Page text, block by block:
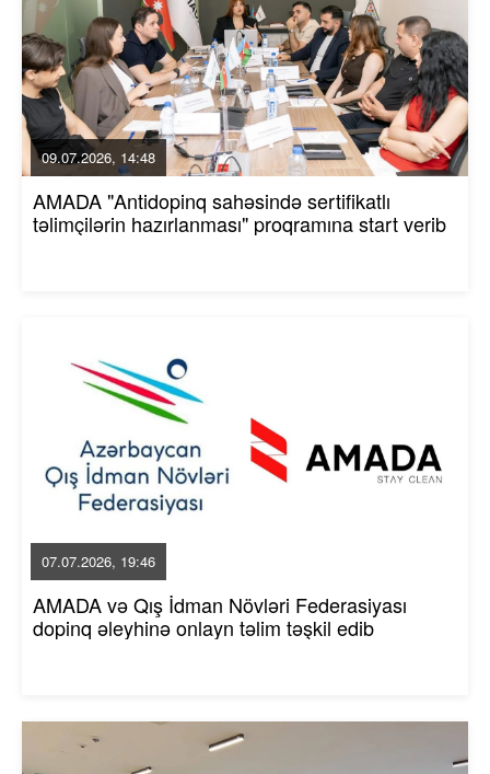
09.07.2026, 14:48
AMADA "Antidopinq sahəsində sertifikatlı
təlimçilərin hazırlanması" proqramına start verib
07.07.2026, 19:46
AMADA və Qış İdman Növləri Federasiyası
dopinq əleyhinə onlayn təlim təşkil edib